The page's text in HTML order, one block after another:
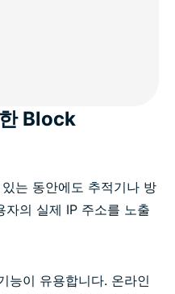
Block
는 동안에도 추적기나 방
의 실제 IP 주소를 노출
능이 유용합니다. 온라인